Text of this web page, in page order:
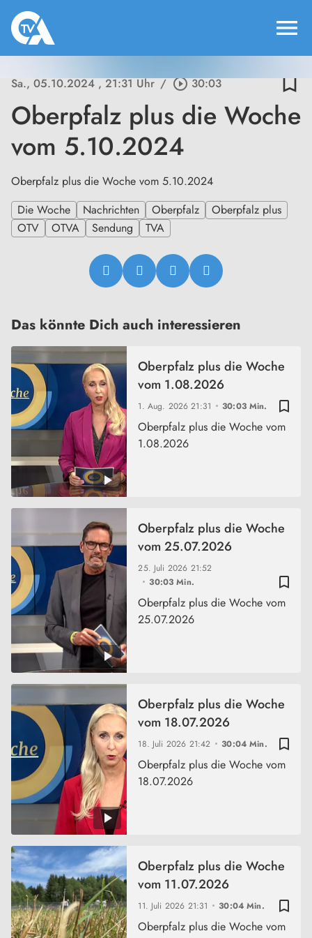
menu
Sa., 05.10.2024, 21:31 Uhr / play_circle_outline30:03 bookmark_border
Oberpfalz plus die Woche
vom 5.10.2024
Oberpfalz plus die Woche vom 5.10.2024
Die Woche
Nachrichten Oberpfalz
Oberpfalz plus
OTV
OTVA Sendung TVA
Das könnte Dich auch interessieren
bookmark_border
1. Aug. 202621:31 30:03 Min.
Oberpfalz plus die Woche
vom 1.08.2026
Oberpfalz plus die Woche vom
1.08.2026
bookmark_border
25. Juli 2026 21:52
30:03 Min.
Oberpfalz plus die Woche
vom 25.07.2026
Oberpfalz plus die Woche vom
25.07.2026
bookmark_border
18. Juli 2026 21:42 30:04 Min.
Oberpfalz plus die Woche
vom 18.07.2026
Oberpfalz plus die Woche vom
18.07.2026
bookmark_border
11. Juli 2026 21:31 30:04 Min.
Oberpfalz plus die Woche
vom 11.07.2026
Oberpfalz plus die Woche vom